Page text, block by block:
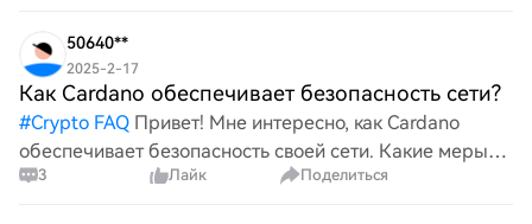
мире блокчейна?
50640**
2025-2-17
Как Cardano обеспечивает безопасность сети?
#Crypto FAQ Привет! Мне интересно, как Cardano
обеспечивает безопасность своей сети. Какие меры
или механизмы у него есть для того, чтобы все
3 Лайк Поделиться